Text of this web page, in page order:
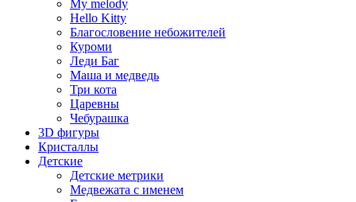
My melody
Hello Kitty
Благословение небожителей
Куроми
Леди Баг
Маша и медведь
Три кота
Царевны
Чебурашка
3D фигуры
Кристаллы
Детские
Детские метрики
Медвежата с именем